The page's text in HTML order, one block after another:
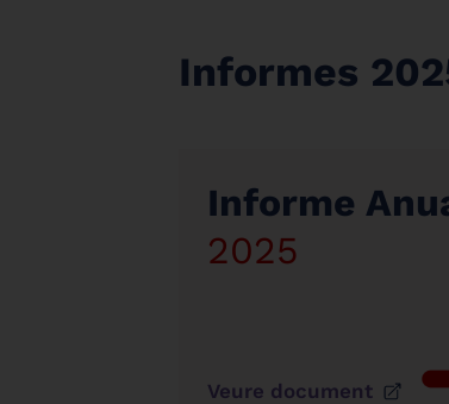
Informes
Informe
2025
Veure document